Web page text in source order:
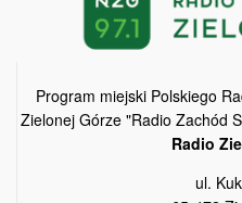
Program miejski Polskiego
Zielonej Górze "Radio Zachód
Radio
ul.